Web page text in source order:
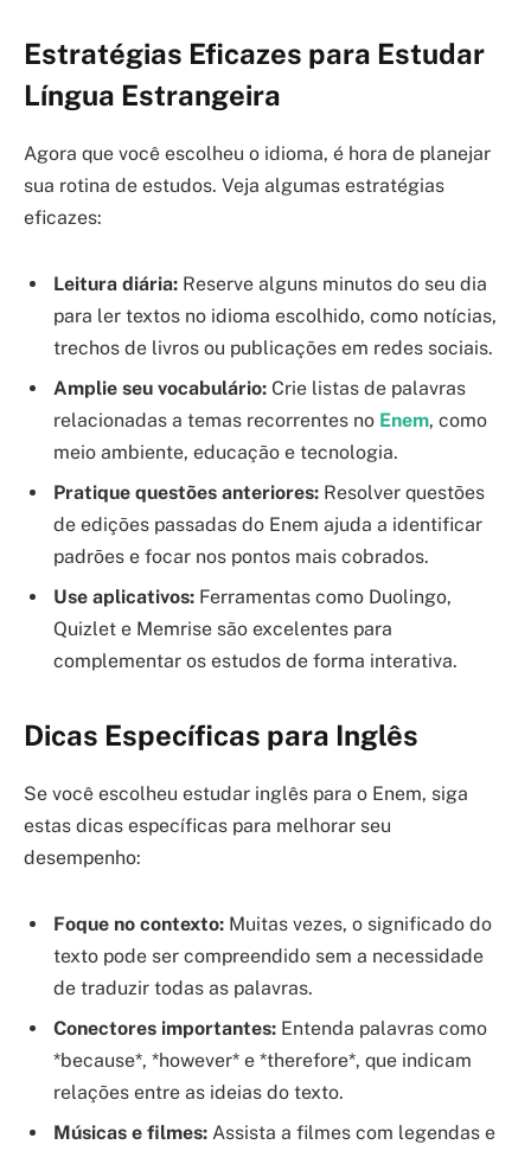
Estratégias Eficazes para Estudar
Língua Estrangeira
Agora que você escolheu o idioma, é hora de planejar
sua rotina de estudos. Veja algumas estratégias
eficazes:
Leitura diária: Reserve alguns minutos do seu dia
para ler textos no idioma escolhido, como notícias,
trechos de livros ou publicações em redes sociais.
Amplie seu vocabulário: Crie listas de palavras
relacionadas a temas recorrentes no Enem, como
meio ambiente, educação e tecnologia.
Pratique questões anteriores: Resolver questões
de edições passadas do Enem ajuda a identificar
padrões e focar nos pontos mais cobrados.
Use aplicativos: Ferramentas como Duolingo,
Quizlet e Memrise são excelentes para
complementar os estudos de forma interativa.
Dicas Específicas para Inglês
Se você escolheu estudar inglês para o Enem, siga
estas dicas específicas para melhorar seu
desempenho:
Foque no contexto: Muitas vezes, o significado do
texto pode ser compreendido sem a necessidade
de traduzir todas as palavras.
Conectores importantes: Entenda palavras como
*because*, *however* e *therefore*, que indicam
relações entre as ideias do texto.
Músicas e filmes: Assista a filmes com legendas e